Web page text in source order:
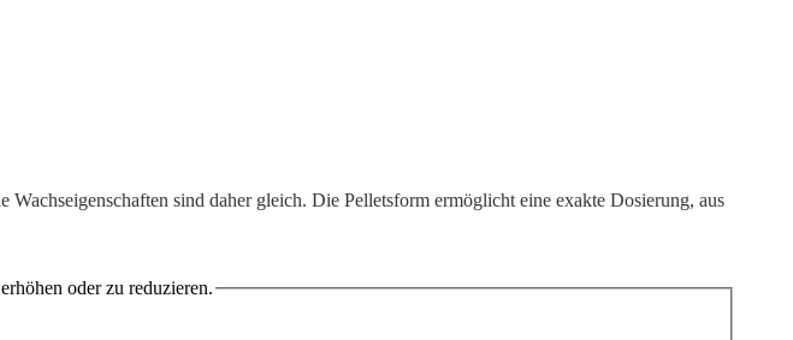
Wachseigenschaften sind daher gleich. Die Pelletsform ermöglicht eine exakte Dosierung, aus
oder zu reduzieren.